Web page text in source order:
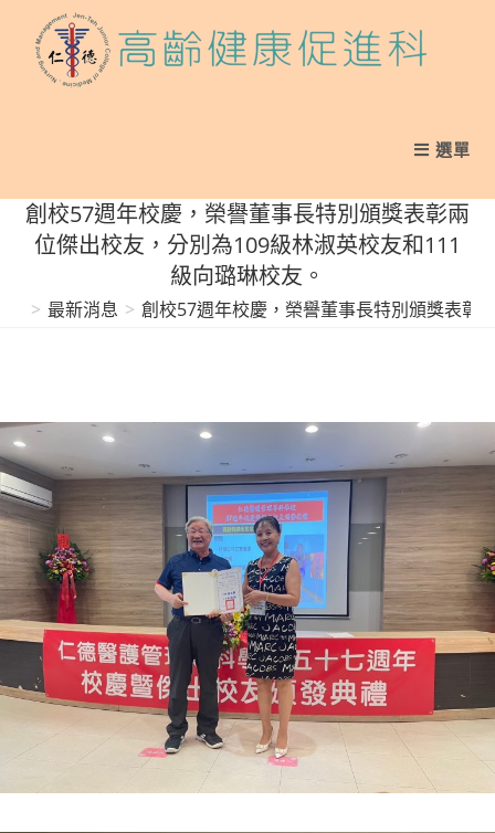
content
選單
創校57週年校慶，榮譽董事長特別頒獎表彰兩
位傑出校友，分別為109級林淑英校友和111
級向璐琳校友。
> 最新消息 > 創校57週年校慶，榮譽董事長特別頒獎表彰